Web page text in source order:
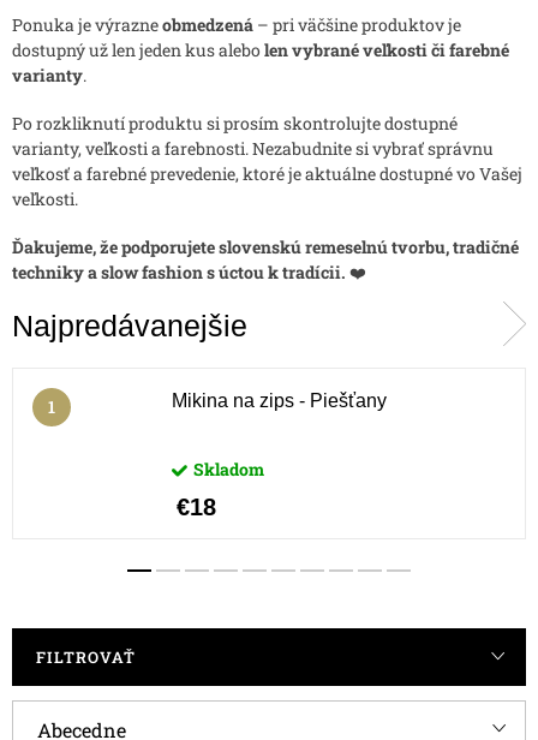
Ponuka je výrazneobmedzená – pri väčšine produktov je
dostupný už len jeden kus alebolen vybrané veľkosti či farebné
varianty.
Po rozkliknutí produktu si prosím skontrolujte dostupné
varianty, veľkosti a farebnosti. Nezabudnite si vybrať správnu
veľkosť a farebné prevedenie, ktoré je aktuálne dostupné vo Vašej
veľkosti.
Ďakujeme, že podporujete slovenskú remeselnú tvorbu, tradičné
techniky a slow fashion s úctou k tradícii. ❤️
Najpredávanejšie
Mikina na zips - Piešťany
Skladom
€18
FILTROVAŤ
Abecedne